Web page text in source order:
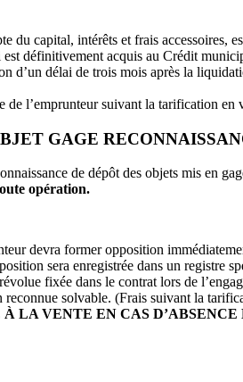
du capital, intérêts et frais accessoires,
définitivement acquis au Crédit
d’un délai de trois mois après la
de l’emprunteur suivant la tarification
GAGE
de dépôt des objets mis en
opération.
devra former opposition
sera enregistrée dans un registre
fixée dans le contrat lors de
reconnue solvable. (Frais suivant la
LA VENTE EN CAS